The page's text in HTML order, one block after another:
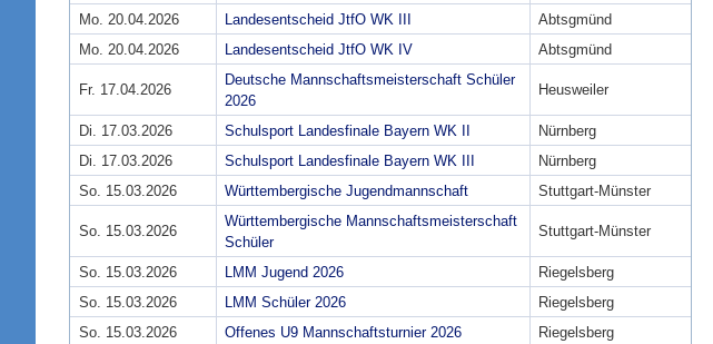
Mo. 20.04.2026 Landesentscheid JtfO WK III
Abtsgmünd
Mo. 20.04.2026
Landesentscheid JtfO WK IV Abtsgmünd
Fr. 17.04.2026
Deutsche Mannschaftsmeisterschaft Schüler
2026
Heusweiler
Di. 17.03.2026 Schulsport Landesfinale Bayern WK II
Nürnberg
Di. 17.03.2026
Schulsport Landesfinale Bayern WK III
Nürnberg
So. 15.03.2026
Württembergische Jugendmannschaft Stuttgart-Münster
So. 15.03.2026
Württembergische Mannschaftsmeisterschaft
Schüler
Stuttgart-Münster
So. 15.03.2026 LMM Jugend 2026
Riegelsberg
So. 15.03.2026
LMM Schüler 2026
Riegelsberg
So. 15.03.2026
Offenes U9 Mannschaftsturnier 2026
Riegelsberg